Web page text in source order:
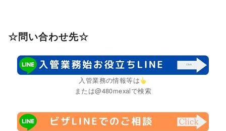
☆問い合わせ先☆
入管業務の情報等は
または@480mexalで検索